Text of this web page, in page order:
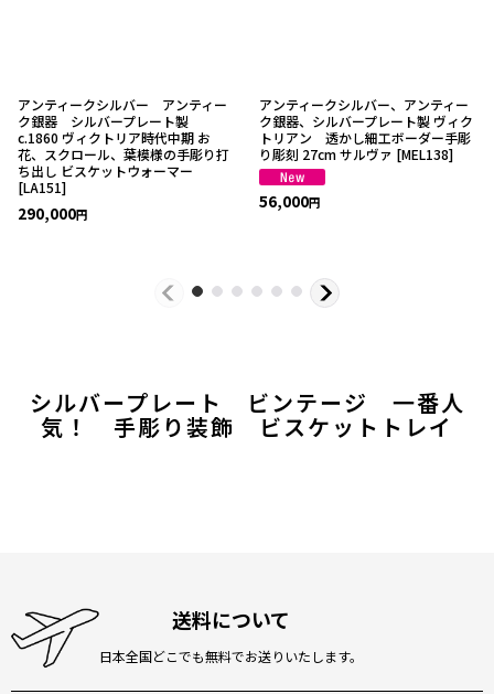
シルバープレート ビンテージ 一番人
気！ 手彫り装飾 ビスケットトレイ
アンティークシルバー アンティー
ク銀器 シルバープレート製
c.1860 ヴィクトリア時代中期 お
花、スクロール、葉模様の手彫り打
ち出し ビスケットウォーマー
[LA151]
290,000円
アンティークシルバー、アンティー
ク銀器、シルバープレート製 ヴィク
トリアン 透かし細工ボーダー手彫
り彫刻 27cm サルヴァ [MEL138]
56,000円
送料について
日本全国どこでも無料でお送りいたします。